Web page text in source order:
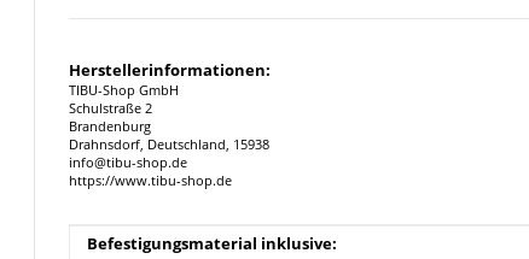
Herstellerinformationen:
TIBU-Shop GmbH
Schulstraße 2
Brandenburg
Drahnsdorf, Deutschland, 15938
info@tibu-shop.de
https://www.tibu-shop.de
Produkteigenschaft
Wert
Befestigungsmaterial inklusive: